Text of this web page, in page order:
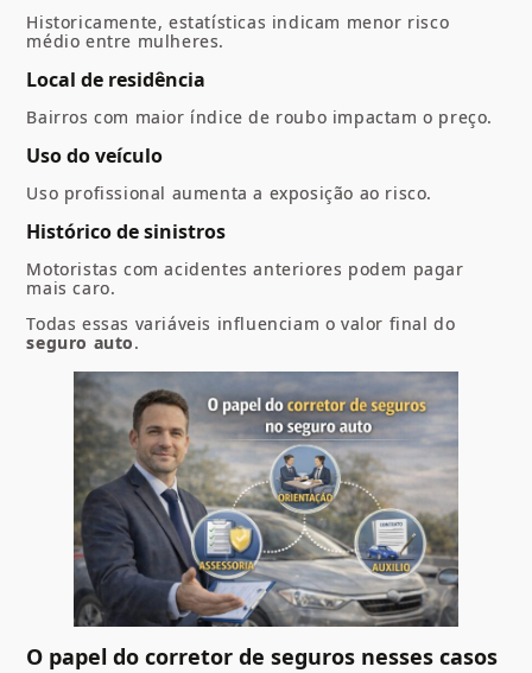
Historicamente, estatísticas indicam menor risco
médio entre mulheres.
Local de residência
Bairros com maior índice de roubo impactam o preço.
Uso do veículo
Uso profissional aumenta a exposição ao risco.
Histórico de sinistros
Motoristas com acidentes anteriores podem pagar
mais caro.
Todas essas variáveis influenciam o valor final do
seguro auto.
O papel do corretor de seguros nesses casos